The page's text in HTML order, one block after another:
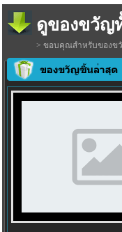
ดูของขวัญ
> ขอบคุณสำหรับของข